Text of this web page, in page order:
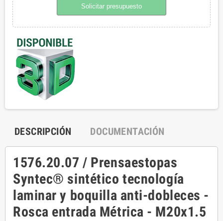
Solicitar presupuesto
DESCRIPCIÓN DOCUMENTACIÓN
1576.20.07 / Prensaestopas
Syntec® sintético tecnología
laminar y boquilla anti-dobleces -
Rosca entrada Métrica - M20x1.5